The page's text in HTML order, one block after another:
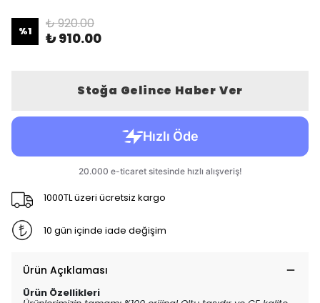
%1 ₺ 920.00
₺ 910.00
Stoğa Gelince Haber Ver
1000TL üzeri ücretsiz kargo
10 gün içinde iade değişim
Ürün Açıklaması
Ürün Özellikleri